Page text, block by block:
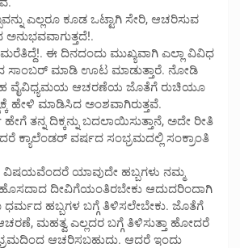
ಎಲ್ಲರೂ ಕೂಡ ಒಟ್ಟಾಗಿ ಸೇರಿ, ಆಚರಿಸುವ
ಮರೆತಿದ್ದೆ!. ಈ ದಿನದಂದು ಮುಖ್ಯವಾಗಿ ಎಲ್ಲಾ ವಿವಿಧ
ಸಾಂಬರ್ ಮಾಡಿ ಊಟ ಮಾಡುತ್ತಾರೆ. ನೋಡಿ
ವೈವಿಧ್ಯಮಯ ಆಚರಣೆಯ ಜೊತೆಗೆ ರುಚಿಯೂ
ಹೇಳಿ ಮಾಡಿಸಿದ ಅಂಶವಾಗಿರುತ್ತವೆ.
ತನ್ನ ದಿಕ್ಕನ್ನು ಬದಲಾಯಿಸುತ್ತಾನೆ, ಅದೇ ರೀತಿ
ಕ್ಯಾಲೆಂಡರ್ ವರ್ಷದ ಸಂಭ್ರಮದಲ್ಲಿ ಸಂಕ್ರಾಂತಿ
ವಿಷಯವೆಂದರೆ ಯಾವುದೇ ಹಬ್ಬಗಳು ನಮ್ಮ
ದೀವಿಗೆಯಂತಿರಬೇಕು ಆದುದರಿಂದಾಗಿ
ಹಬ್ಬಗಳ ಬಗ್ಗೆ ತಿಳಿಸಲೇಬೇಕು. ಜೊತೆಗೆ
ಮಹತ್ವ ಎಲ್ಲದರ ಬಗ್ಗೆ ತಿಳಿಸುತ್ತಾ ಹೋದರೆ
ಆಚರಿಸಬಹುದು. ಆದರೆ ಇಂದು